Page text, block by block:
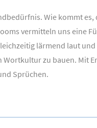
Wie kommt
vermitteln uns eine
lärmend laut
zu bauen. Mit
Sprüchen.